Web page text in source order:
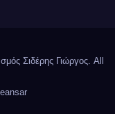
Σιδέρης Γιώργος. All